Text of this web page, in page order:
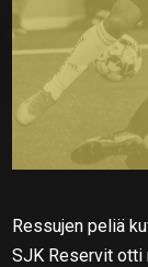
Ressujen peliä
SJK Reservit